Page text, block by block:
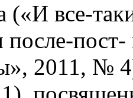
(«И все-
после-
2011, №